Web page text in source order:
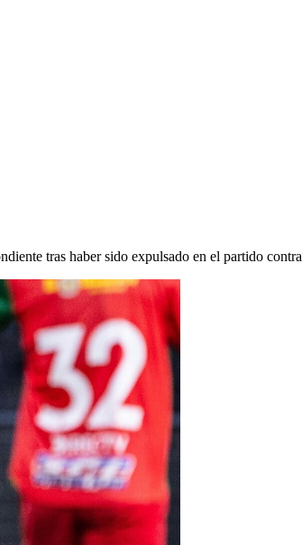
tras haber sido expulsado en el partido contra